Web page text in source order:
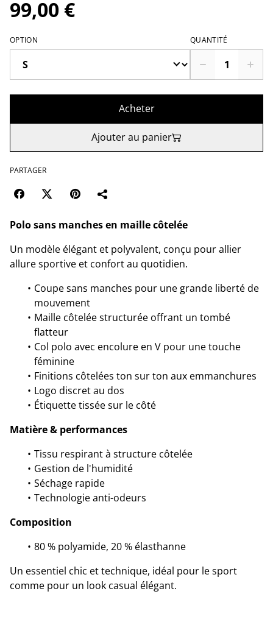
99,00 €
OPTION QUANTITÉ
Acheter
Ajouter au panier
PARTAGER
Polo sans manches en maille côtelée
Un modèle élégant et polyvalent, conçu pour allier
allure sportive et confort au quotidien.
Coupe sans manches pour une grande liberté de
mouvement
Maille côtelée structurée offrant un tombé
flatteur
Col polo avec encolure en V pour une touche
féminine
Finitions côtelées ton sur ton aux emmanchures
Logo discret au dos
Étiquette tissée sur le côté
Matière & performances
Tissu respirant à structure côtelée
Gestion de l'humidité
Séchage rapide
Technologie anti-odeurs
Composition
80 % polyamide, 20 % élasthanne
Un essentiel chic et technique, idéal pour le sport
comme pour un look casual élégant.